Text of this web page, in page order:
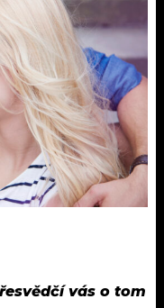
vás o tom